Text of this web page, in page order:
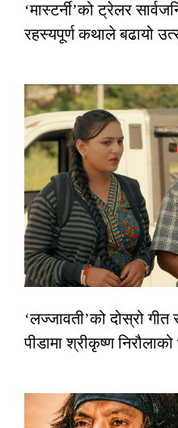
‘मास्टर्नी’को ट्रेलर
रहस्यपूर्ण कथाले बढायो
‘लज्जावती’को दोस्रो
पीडामा श्रीकृष्ण